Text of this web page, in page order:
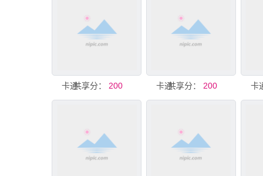
卡通背景
共享分： 200 卡通背景
共享分： 200